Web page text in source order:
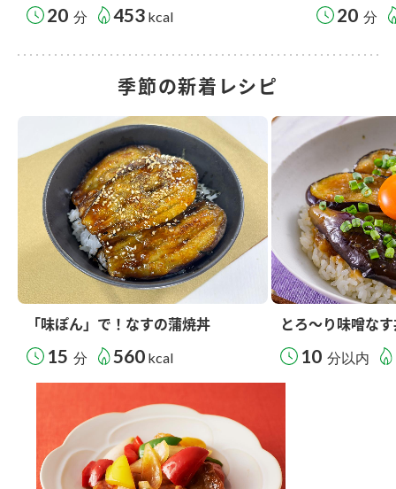
20 分 453 kcal 20 分
季節の新着レシピ
「味ぽん」で！なすの蒲焼丼
15 分 560 kcal
とろ～り味噌な
10 分以内